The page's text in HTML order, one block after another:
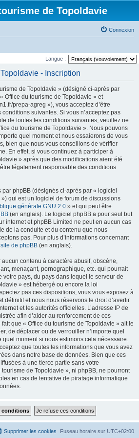
de Topoldavie
Connexion
Langue :
- Inscription
de Topoldavie » (désigné ci-après par
Office du tourisme de Topoldavie » et
prepa-agreg »), vous acceptez d’être
suivantes. Si vous n’acceptez pas
de toutes les conditions suivantes, veuillez ne
du tourisme de Topoldavie ». Nous pouvons
quel moment et nous essaierons de vous
bien que nous vous conseillons de vérifier
En effet, si vous continuez à participer à
» après que des modifications aient été
légalement responsable des conditions
phpBB (désignés ci-après par « logiciel
qui est un logiciel de forum de discussions
générale GNU 2.0 » et qui peut être
(en anglais). Le logiciel phpBB a pour seul but
internet et phpBB Limited ne peut en aucun cas
de la conduite et du contenu que nous
pas. Pour plus d’informations concernant
site de phpBB (en anglais).
contenu à caractère abusif, obscène,
menaçant, pornographique, etc. qui pourrait
votre pays, du pays dans lequel le serveur de
» est hébergé ou encore la loi
pas ces dispositions, vous vous exposez à
définitif et nous nous réservons le droit d’avertir
et les autorités officielles. L’adresse IP de
afin d’aider au renforcement de ces
que « Office du tourisme de Topoldavie » ait le
de déplacer ou de verrouiller n’importe quel
quel moment si nous estimons cela nécessaire.
que toutes les informations que vous avez
dans notre base de données. Bien que ces
à une tierce partie sans votre
de Topoldavie », ni phpBB, ne pourront
en cas de tentative de piratage informatique
Fuseau horaire sur UTC+02:00
Supprimer les cookies